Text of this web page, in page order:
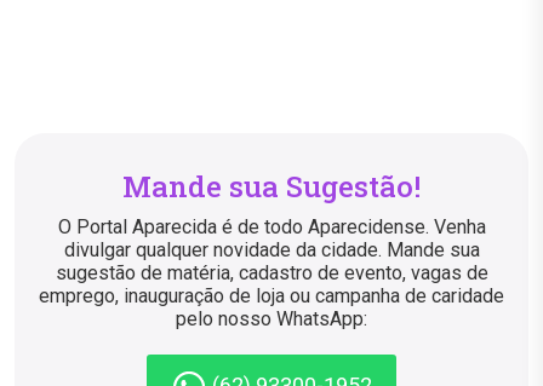
Mande sua Sugestão!
O Portal Aparecida é de todo Aparecidense. Venha
divulgar qualquer novidade da cidade. Mande sua
sugestão de matéria, cadastro de evento, vagas de
emprego, inauguração de loja ou campanha de caridade
pelo nosso WhatsApp: